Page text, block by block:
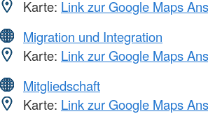
Karte: Link zur Google Maps
Migration und Integration
Karte: Link zur Google Maps
Mitgliedschaft
Karte: Link zur Google Maps